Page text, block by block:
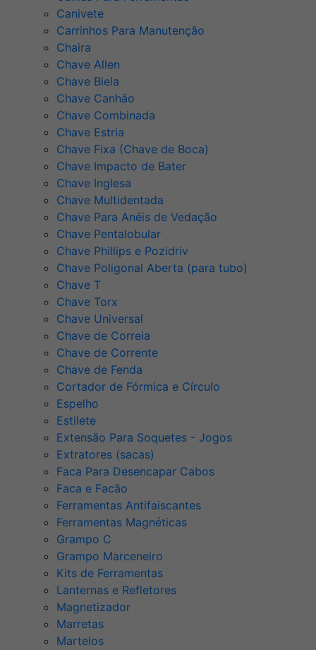
Canivete
Carrinhos Para Manutenção
Chaira
Chave Allen
Chave Biela
Chave Canhão
Chave Combinada
Chave Estria
Chave Fixa (Chave de Boca)
Chave Impacto de Bater
Chave Inglesa
Chave Multidentada
Chave Para Anéis de Vedação
Chave Pentalobular
Chave Phillips e Pozidriv
Chave Poligonal Aberta (para tubo)
Chave T
Chave Torx
Chave Universal
Chave de Correia
Chave de Corrente
Chave de Fenda
Cortador de Fórmica e Círculo
Espelho
Estilete
Extensão Para Soquetes - Jogos
Extratores (sacas)
Faca Para Desencapar Cabos
Faca e Facão
Ferramentas Antifaiscantes
Ferramentas Magnéticas
Grampo C
Grampo Marceneiro
Kits de Ferramentas
Lanternas e Refletores
Magnetizador
Marretas
Martelos